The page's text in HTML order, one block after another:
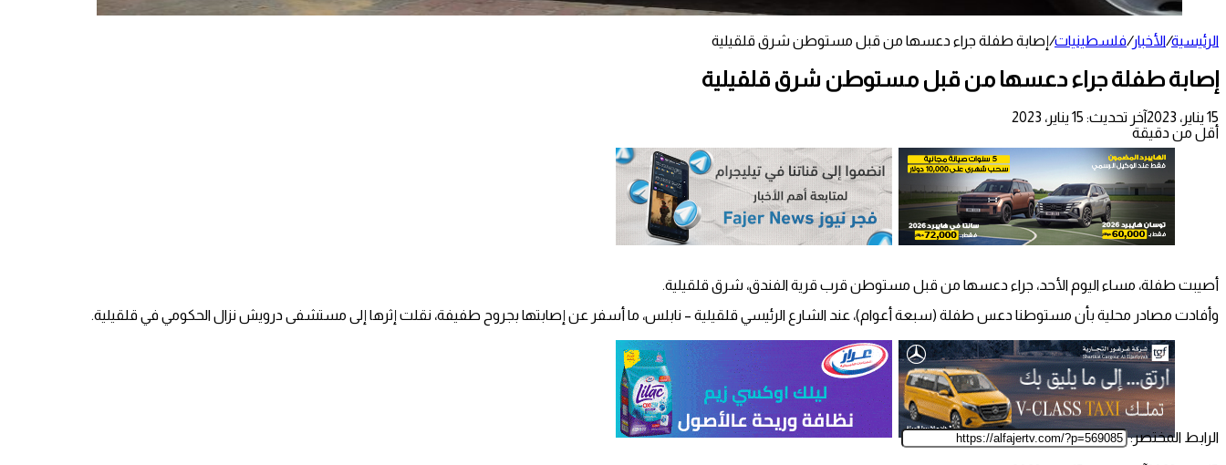
الرئيسية/الأخبار/فلسطينيات/إصابة طفلة جراء دعسها من قبل مستوطن شرق قلقيلية
إصابة طفلة جراء دعسها من قبل مستوطن شرق قلقيلية
15 يناير، 2023
آخر تحديث: 15 يناير، 2023
أقل من دقيقة
أصيبت طفلة، مساء اليوم الأحد، جراء دعسها من قبل مستوطن قرب قرية الفندق، شرق قلقيلية.
وأفادت مصادر محلية بأن مستوطنا دعس طفلة (سبعة أعوام)، عند الشارع الرئيسي قلقيلية – نابلس، ما أسفر عن إصابتها بجروح طفيفة، نقلت إثرها إلى مستشفى درويش نزال الحكومي في قلقيلية.
الرابط المختصر: